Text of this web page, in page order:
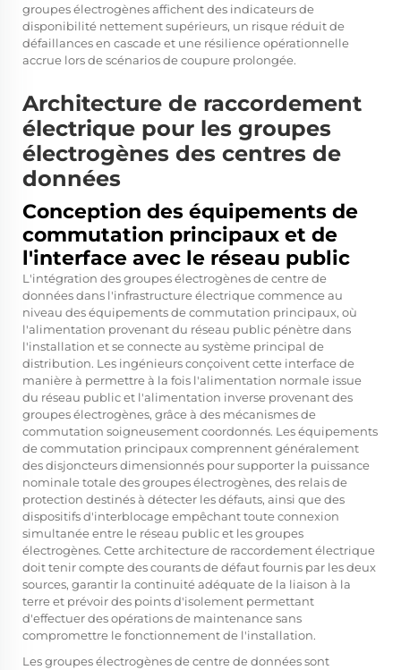
groupes électrogènes affichent des indicateurs de
disponibilité nettement supérieurs, un risque réduit de
défaillances en cascade et une résilience opérationnelle
accrue lors de scénarios de coupure prolongée.
Architecture de raccordement
électrique pour les groupes
électrogènes des centres de
données
Conception des équipements de
commutation principaux et de
l'interface avec le réseau public
L'intégration des groupes électrogènes de centre de
données dans l'infrastructure électrique commence au
niveau des équipements de commutation principaux, où
l'alimentation provenant du réseau public pénètre dans
l'installation et se connecte au système principal de
distribution. Les ingénieurs conçoivent cette interface de
manière à permettre à la fois l'alimentation normale issue
du réseau public et l'alimentation inverse provenant des
groupes électrogènes, grâce à des mécanismes de
commutation soigneusement coordonnés. Les équipements
de commutation principaux comprennent généralement
des disjoncteurs dimensionnés pour supporter la puissance
nominale totale des groupes électrogènes, des relais de
protection destinés à détecter les défauts, ainsi que des
dispositifs d'interblocage empêchant toute connexion
simultanée entre le réseau public et les groupes
électrogènes. Cette architecture de raccordement électrique
doit tenir compte des courants de défaut fournis par les deux
sources, garantir la continuité adéquate de la liaison à la
terre et prévoir des points d'isolement permettant
d'effectuer des opérations de maintenance sans
compromettre le fonctionnement de l'installation.
Les groupes électrogènes de centre de données sont